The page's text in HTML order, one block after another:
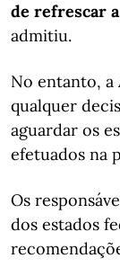
de refrescar
admitiu.
No entanto, a
qualquer
aguardar os
efetuados na
Os
dos estados